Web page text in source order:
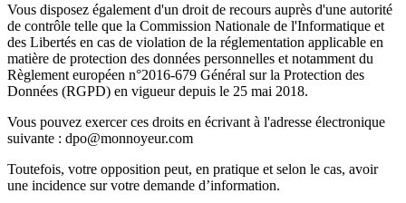
Vous disposez également d'un droit de recours auprès d'une autorité
de contrôle telle que la Commission Nationale de l'Informatique et
des Libertés en cas de violation de la réglementation applicable en
matière de protection des données personnelles et notamment du
Règlement européen n°2016-679 Général sur la Protection des
Données (RGPD) en vigueur depuis le 25 mai 2018.
Vous pouvez exercer ces droits en écrivant à l'adresse électronique
suivante : dpo@monnoyeur.com
Toutefois, votre opposition peut, en pratique et selon le cas, avoir
une incidence sur votre demande d’information.